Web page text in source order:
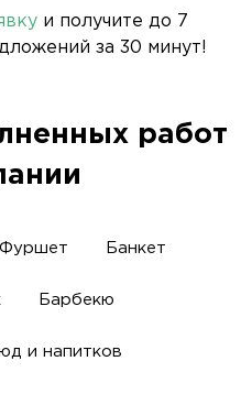
и получите до 7
за 30 минут!
работ
Фуршет Банкет
Барбекю
и напитков